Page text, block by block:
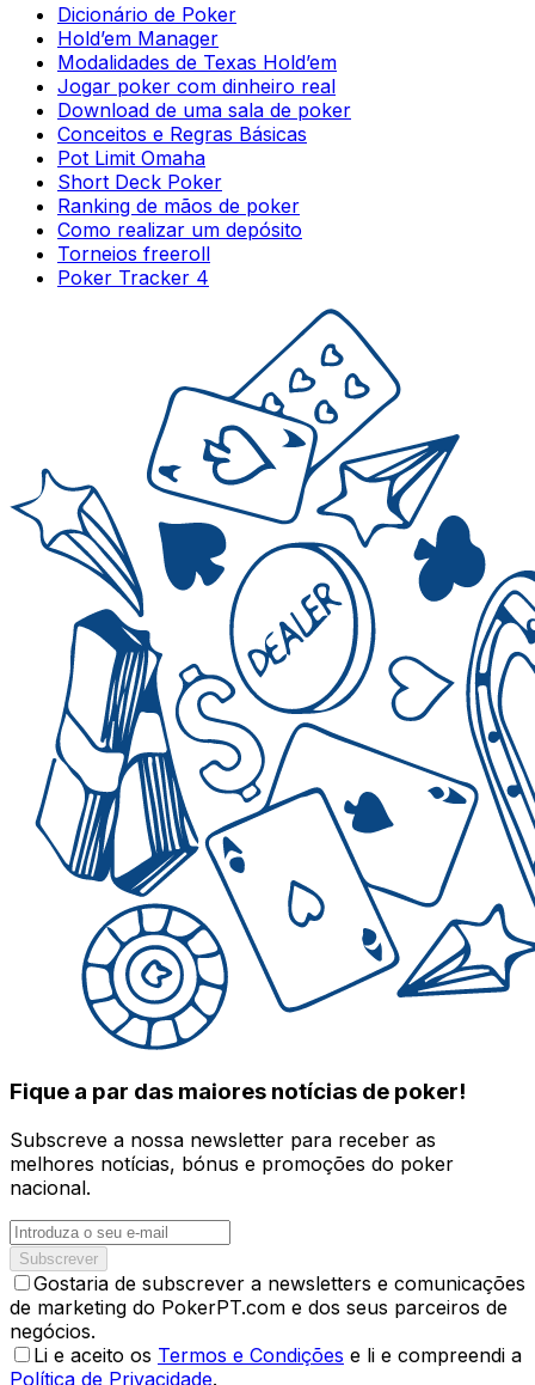
Dicionário de Poker
Hold’em Manager
Modalidades de Texas Hold’em
Jogar poker com dinheiro real
Download de uma sala de poker
Conceitos e Regras Básicas
Pot Limit Omaha
Short Deck Poker
Ranking de mãos de poker
Como realizar um depósito
Torneios freeroll
Poker Tracker 4
Fique a par das maiores notícias de poker!
Subscreve a nossa newsletter para receber as
melhores notícias, bónus e promoções do poker
nacional.
Subscrever
Gostaria de subscrever a newsletters e comunicações
de marketing do PokerPT.com e dos seus parceiros de
negócios.
Li e aceito os Termos e Condições e li e compreendi a
Política de Privacidade.